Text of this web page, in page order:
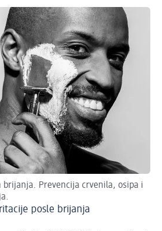
brijanja. Prevencija crvenila, osipa i
posle brijanja